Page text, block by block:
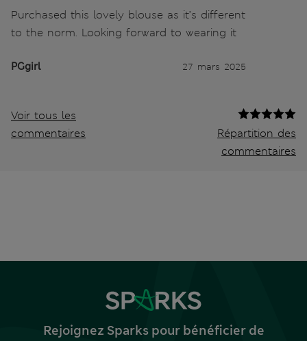
Purchased this lovely blouse as it’s different
to the norm. Looking forward to wearing it
PGgirl 27 mars 2025
Voir tous les
commentaires
Répartition des
commentaires
Rejoignez Sparks pour bénéficier de